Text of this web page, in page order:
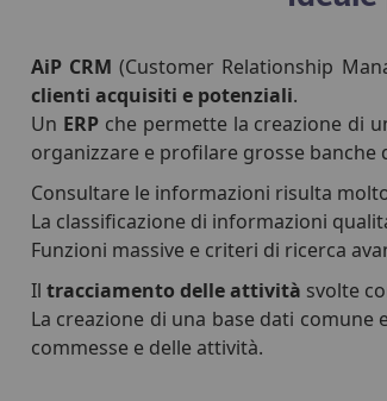
AiP CRM (Customer Relationship
clienti acquisiti e potenziali.
Un ERPche permette la creazione di
organizzare e profilare grosse banche
Consultare le informazioni risulta
La classificazione di informazioni
Funzioni massive e criteri di ricerca
Il tracciamento delle attività svolte
La creazione di una base dati
commesse e delle attività.